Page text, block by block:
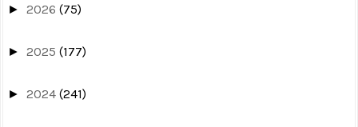
► 2026 (75)
► 2025 (177)
► 2024 (241)